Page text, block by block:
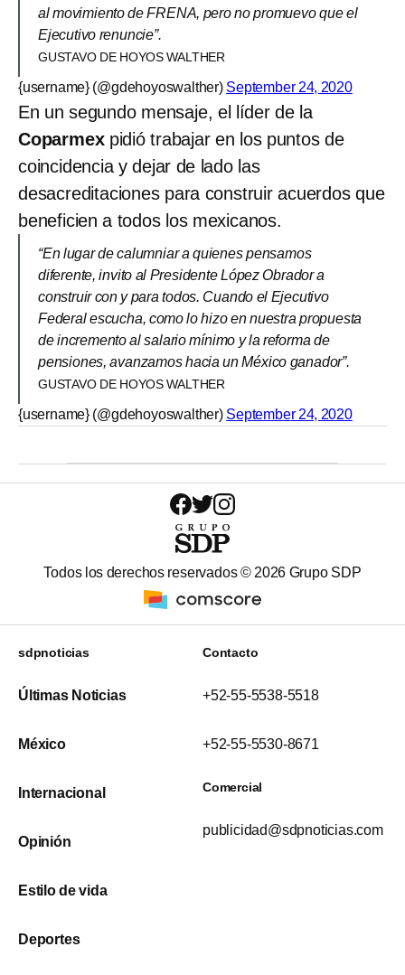
al movimiento de FRENA, pero no promuevo que el
Ejecutivo renuncie”.
GUSTAVO DE HOYOS WALTHER
{username} (@gdehoyoswalther) September 24, 2020
En un segundo mensaje, el líder de la
Coparmexpidió trabajar en los puntos de
coincidencia y dejar de lado las
desacreditaciones para construir acuerdos que
beneficien a todos los mexicanos.
“En lugar de calumniar a quienes pensamos
diferente, invito al Presidente López Obrador a
construir con y para todos. Cuando el Ejecutivo
Federal escucha, como lo hizo en nuestra propuesta
de incremento al salario mínimo y la reforma de
pensiones, avanzamos hacia un México ganador”.
GUSTAVO DE HOYOS WALTHER
{username} (@gdehoyoswalther) September 24, 2020
Todos los derechos reservados © 2026 Grupo SDP
sdpnoticias
Últimas Noticias
México
Internacional
Opinión
Estilo de vida
Deportes
Contacto
+52-55-5538-5518
+52-55-5530-8671
Comercial
publicidad@sdpnoticias.com